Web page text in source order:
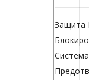
Защита